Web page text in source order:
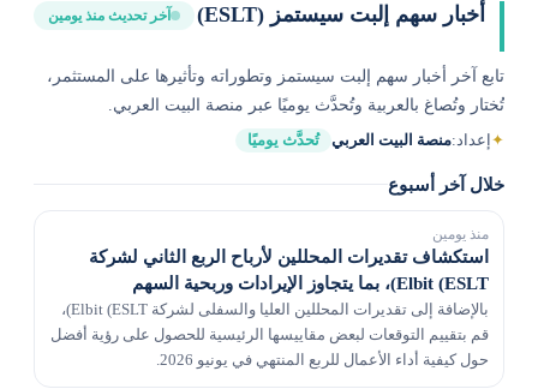
أخبار سهم إلبت سيستمز (ESLT) آخر تحديث منذ يومين
تابع آخر أخبار سهم إلبت سيستمز وتطوراته وتأثيرها على المستثمر،
تُختار وتُصاغ بالعربية وتُحدَّث يوميًا عبر منصة البيت العربي.
✦إعداد: منصة البيت العربي تُحدَّث يوميًا
خلال آخر أسبوع
منذ يومين
استكشاف تقديرات المحللين لأرباح الربع الثاني لشركة
Elbit (ESLT)، بما يتجاوز الإيرادات وربحية السهم
بالإضافة إلى تقديرات المحللين العليا والسفلى لشركة Elbit (ESLT)،
قم بتقييم التوقعات لبعض مقاييسها الرئيسية للحصول على رؤية أفضل
حول كيفية أداء الأعمال للربع المنتهي في يونيو 2026.